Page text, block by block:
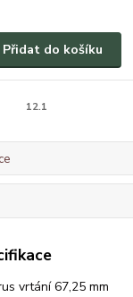
Přidat do košíku
12.1
vrtání 67,25 mm